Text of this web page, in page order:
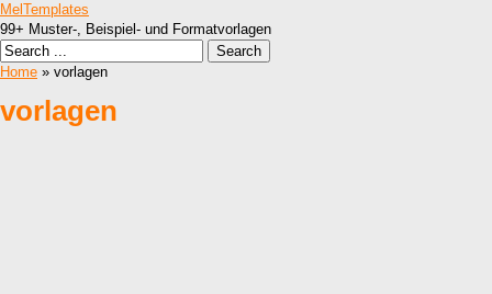
MelTemplates
99+ Muster-, Beispiel- und Formatvorlagen
Home » vorlagen
vorlagen